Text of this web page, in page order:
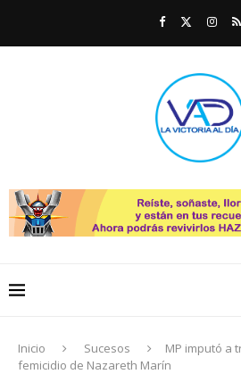
Inicio Sucesos
MP imputó a
femicidio de Nazareth Marín